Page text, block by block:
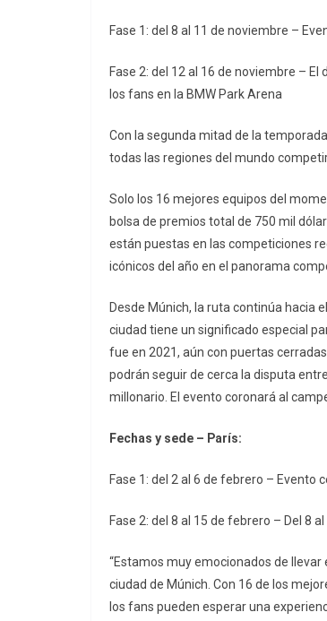
Fase 1: del 8 al 11 de noviembre –
Fase 2: del 12 al 16 de noviembre –
los fans en la BMW Park Arena
Con la segunda mitad de la
todas las regiones del mundo
Solo los 16 mejores equipos del
bolsa de premios total de 750 mil
están puestas en las competiciones
icónicos del año en el panorama
Desde Múnich, la ruta continúa hacia
ciudad tiene un significado especial
fue en 2021, aún con puertas
podrán seguir de cerca la disputa
millonario. El evento coronará al
Fechas y sede – París:
Fase 1: del 2 al 6 de febrero – Evento
Fase 2: del 8 al 15 de febrero – Del 8
“Estamos muy emocionados de
ciudad de Múnich. Con 16 de los
los fans pueden esperar una